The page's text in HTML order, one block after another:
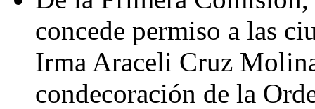
concede permiso a las
Irma Araceli Cruz
condecoración de la